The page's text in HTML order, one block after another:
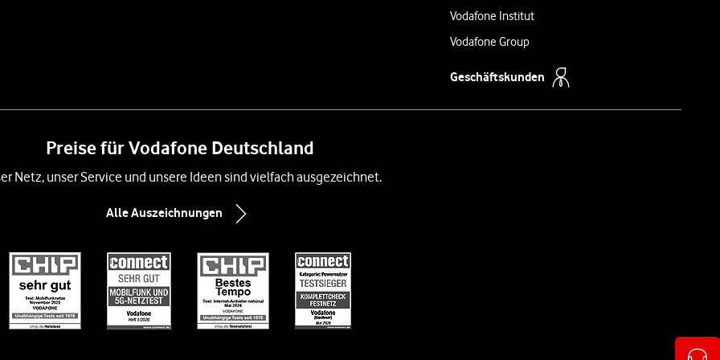
Vodafone Institut
Vodafone Group
Geschäftskunden
Preise für Vodafone Deutschland
Netz, unser Service und unsere Ideen sind vielfach ausgezeichnet.
Alle Auszeichnungen